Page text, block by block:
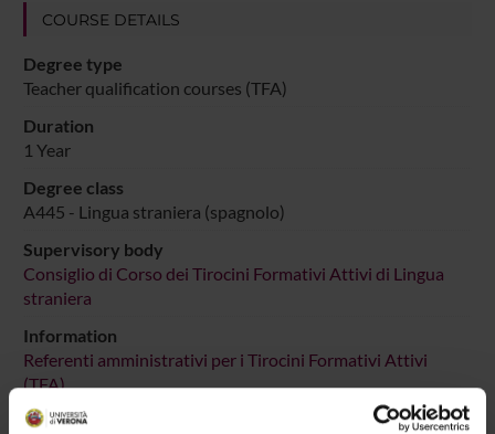
COURSE DETAILS
Degree type
Teacher qualification courses (TFA)
Duration
1 Year
Degree class
A445 - Lingua straniera (spagnolo)
Supervisory body
Consiglio di Corso dei Tirocini Formativi Attivi di Lingua
straniera
Information
Referenti amministrativi per i Tirocini Formativi Attivi
(TFA)
Location